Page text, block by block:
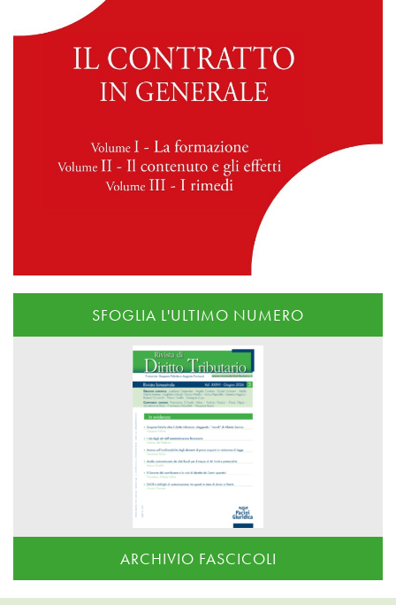
SFOGLIA L'ULTIMO NUMERO
ARCHIVIO FASCICOLI